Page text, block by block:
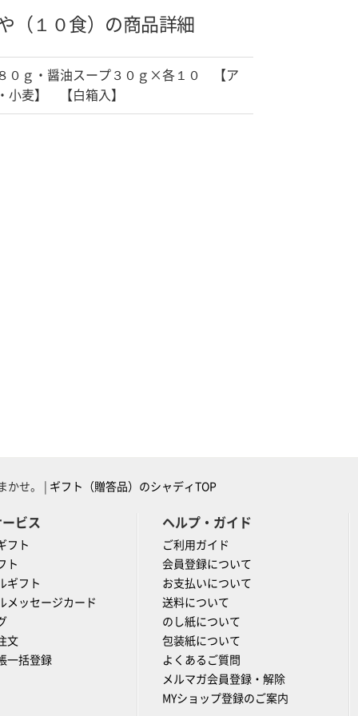
（１０食）の商品詳細
０ｇ・醤油スープ３０ｇ×各１０ 【ア
小麦】 【白箱入】
かせ。 | ギフト（贈答品）のシャディTOP
ビス
フト
ト
ギフト
メッセージカード
文
一括登録
ヘルプ・ガイド
ご利用ガイド
会員登録について
お支払いについて
送料について
のし紙について
包装紙について
よくあるご質問
メルマガ会員登録・解除
MYショップ登録のご案内